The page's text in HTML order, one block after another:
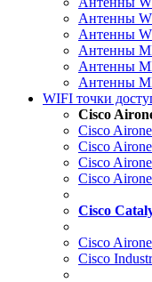
Антенны
Антенны
Антенны
Антенны
Антенны
WIFI точки
Cisco
Cisco
Cisco
Cisco
Cisco
Cisco
Cisco
Cisco